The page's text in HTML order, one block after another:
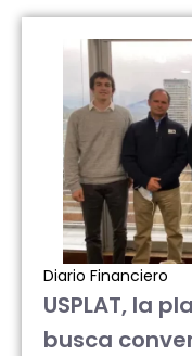
Diario Financiero
USPLAT, la
busca